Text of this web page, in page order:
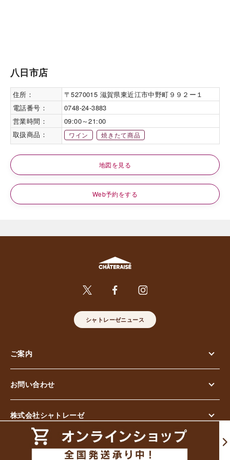
八日市店
住所：
〒5270015 滋賀県東近江市中野町９９２ー１
電話番号：
0748-24-3883
営業時間：
09:00～21:00
取扱商品：
ワイン 焼きたて商品
地図を見る
Web予約をする
シャトレーゼニュース
ご案内
お問い合わせ
株式会社シャトレーゼ
© Chateraise Co.,Ltd. All Rights Reserved.